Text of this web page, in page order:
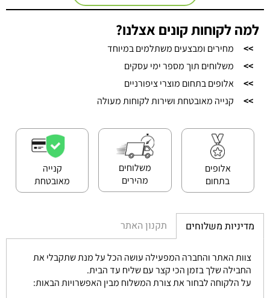
למה לקוחות קונים אצלנו?
>>
מחירים ומבצעים משתלמים במיוחד
>>
משלוחים תוך מספר ימי עסקים
>>
אלופים בתחום מוצרי ציפורניים
>>
קנייה מאובטחת ושירות לקוחות מעולה
אלופים
בתחום
משלוחים
מהירים
קנייה
מאובטחת
מדיניות משלוחים תקנון האתר
צוות האתר והחברה המפעילה עושה הכל על מנת שתקבלי את
החבילה שלך בזמן הכי קצר עם שליח עד הבית.
על הלקוחה לבחור את צורת המשלוח מבין האפשרויות הבאות: